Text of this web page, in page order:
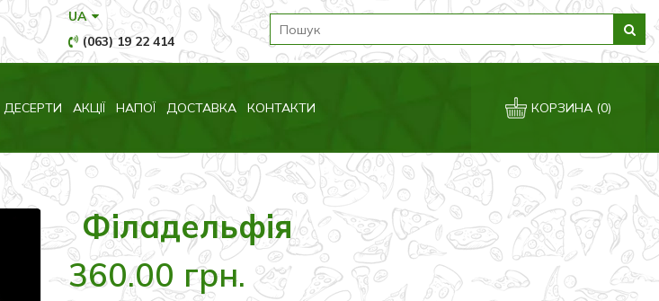
UA
(063) 19 22 414
ДЕСЕРТИ АКЦІЇ НАПОЇ ДОСТАВКА КОНТАКТИ КОРЗИНА (0)
Філадельфія
360.00 грн.